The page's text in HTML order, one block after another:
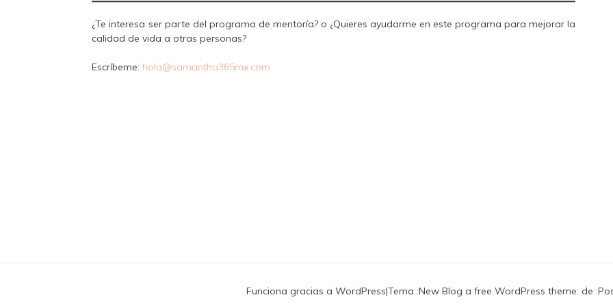
¿Te interesa ser parte del programa de mentoría? o ¿Quieres ayudarme en este programa para mejorar la
calidad de vida a otras personas?
Escríbeme: hola@samantha365mx.com
Funciona gracias a WordPress|Tema :New Blog a free WordPress theme: de :